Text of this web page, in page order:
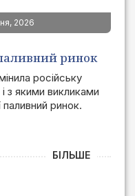
2026
ринок
позбавлення
від РФ
російську
з якими викликами
паливний ринок.
БІЛЬШЕ